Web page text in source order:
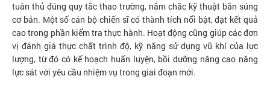
tuân thủ đúng quy tắc thao trường, nắm chắc kỹ thuật bắn súng
cơ bản. Một số cán bộ chiến sĩ có thành tích nổi bật, đạt kết quả
cao trong phần kiểm tra thực hành. Hoạt động cũng giúp các đơn
vị đánh giá thực chất trình độ, kỹ năng sử dụng vũ khí của lực
lượng, từ đó có kế hoạch huấn luyện, bồi dưỡng nâng cao năng
lực sát với yêu cầu nhiệm vụ trong giai đoạn mới.